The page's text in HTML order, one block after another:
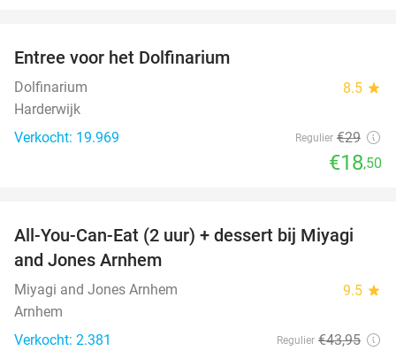
Entree voor het Dolfinarium
Dolfinarium 8.5 star
Harderwijk
Verkocht: 19.969
Regulier €29
€18,50
26%
All-You-Can-Eat (2 uur) + dessert bij Miyagi
and Jones Arnhem
Miyagi and Jones Arnhem 9.5 star
Arnhem
Verkocht: 2.381
Regulier €43,95